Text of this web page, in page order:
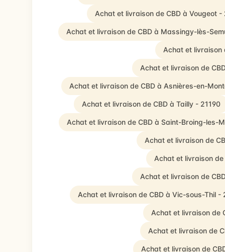
Achat et livraison de CBD à Vougeot -
Achat et livraison de CBD à Massingy-lès-
Achat et livraison
Achat et livraison de
Achat et livraison de CBD à Asnières-en-
Achat et livraison de CBD à Tailly - 21190
Achat et livraison de CBD à Saint-Broing-les-
Achat et livraison de
Achat et livraison
Achat et livraison de
Achat et livraison de CBD à Vic-sous-Thil -
Achat et livraison de
Achat et livraison de
Achat et livraison de